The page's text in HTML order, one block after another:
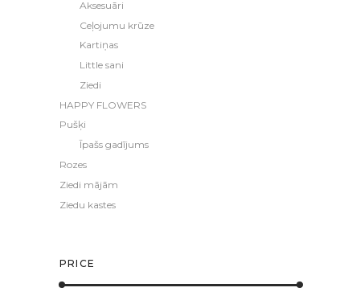
Aksesuāri
Ceļojumu krūze
Kartiņas
Little sani
Ziedi
HAPPY FLOWERS
Pušķi
Īpašs gadījums
Rozes
Ziedi mājām
Ziedu kastes
PRICE